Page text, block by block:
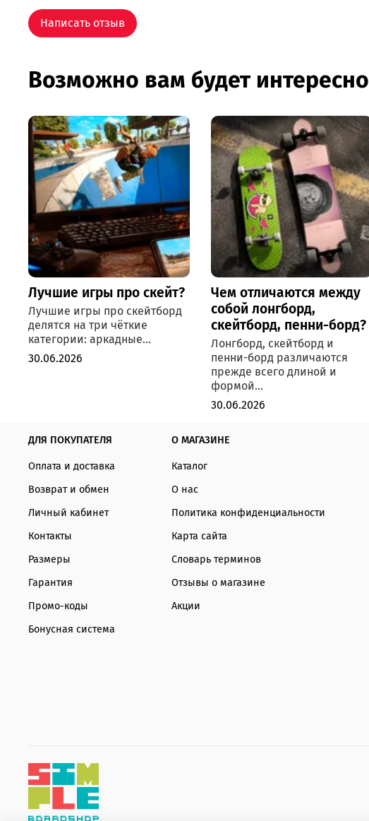
Написать отзыв
Возможно вам будет интересно
Лучшие игры про скейт?
Лучшие игры про скейтборд
делятся на три чёткие
категории: аркадные...
30.06.2026
Чем отличаются между
собой лонгборд,
скейтборд, пенни-борд?
Лонгборд, скейтборд и
пенни-борд различаются
прежде всего длиной и
формой...
30.06.2026
ДЛЯ ПОКУПАТЕЛЯ
Оплата и доставка
Возврат и обмен
Личный кабинет
Контакты
Размеры
Гарантия
Промо-коды
Бонусная система
О МАГАЗИНЕ
Каталог
О нас
Политика конфиденциальности
Карта сайта
Словарь терминов
Отзывы о магазине
Акции